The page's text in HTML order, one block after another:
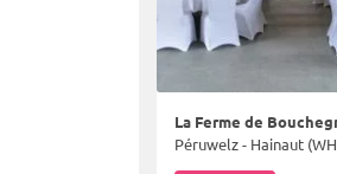
La Ferme de
Péruwelz - Hainaut